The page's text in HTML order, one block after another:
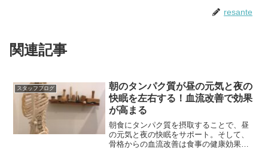
resante
関連記事
スタッフブログ
朝のタンパク質が昼の元気と夜の
快眠を左右する！血流改善で効果
が高まる
朝食にタンパク質を摂取することで、昼
の元気と夜の快眠をサポート。そして、
骨格からの血流改善は食事の健康効果を